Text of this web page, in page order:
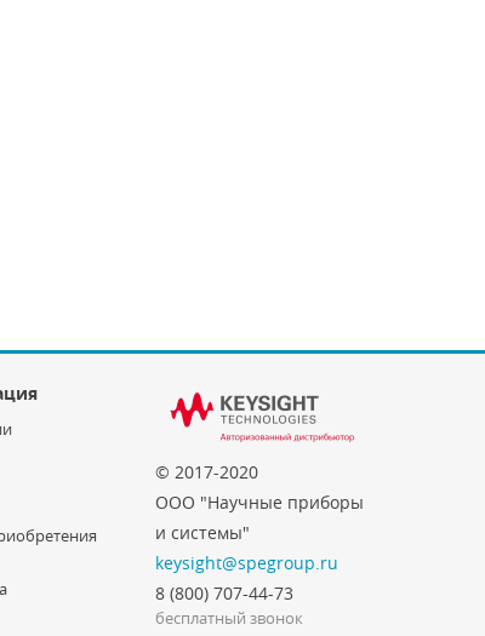
© 2017-2020
ООО "Научные приборы
и системы"
keysight@spegroup.ru
8 (800) 707-44-73
бесплатный звонок